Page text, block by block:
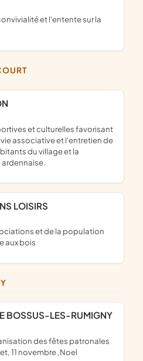
associative et l'entretien de
du village et la
LOISIRS
aux bois
BOSSUS-LES-RUMIGNY
11 novembre ,Noel